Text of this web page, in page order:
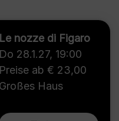
Le nozze di Figaro
Do 28.1.27, 19:00
Preise ab € 23,00
Großes Haus